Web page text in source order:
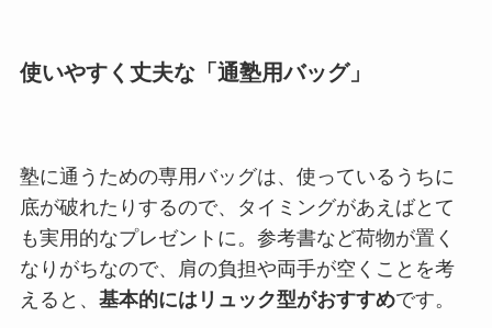
使いやすく丈夫な「通塾用バッグ」
塾に通うための専用バッグは、使っているうちに
底が破れたりするので、タイミングがあえばとて
も実用的なプレゼントに。参考書など荷物が置く
なりがちなので、肩の負担や両手が空くことを考
えると、 基本的にはリュック型がおすすめです。